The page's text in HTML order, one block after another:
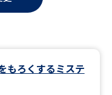
学共通テスト利用選抜の
もろくするミステ